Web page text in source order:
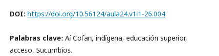
DOI: https://doi.org/10.56124/aula24.v1i1-26.004
Palabras clave: Aí Cofan, indígena, educación superior,
acceso, Sucumbíos.